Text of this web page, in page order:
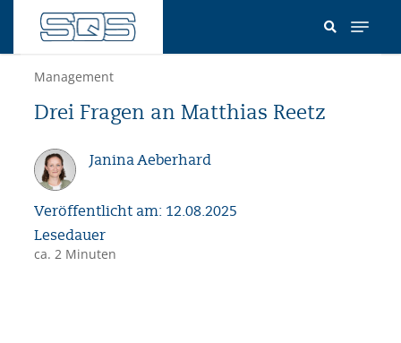
Inhalt
Management
Drei Fragen an Matthias Reetz
Janina Aeberhard
Veröffentlicht am: 12.08.2025
Lesedauer
ca. 2 Minuten